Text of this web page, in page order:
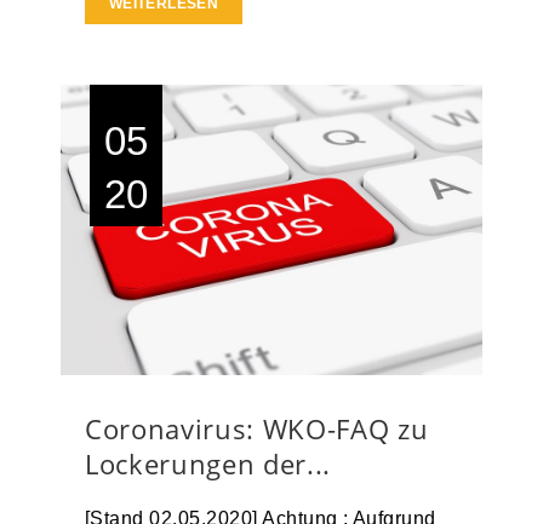
WEITERLESEN
05
20
Coronavirus: WKO-FAQ zu
Lockerungen der...
[Stand 02.05.2020] Achtung : Aufgrund